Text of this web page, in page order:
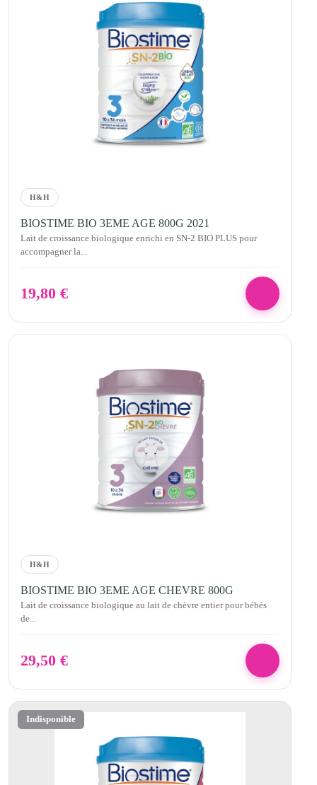
H&H
BIOSTIME BIO 3EME AGE 800G 2021
Lait de croissance biologique enrichi en SN-2 BIO PLUS pour
accompagner la...
19,80 €
H&H
BIOSTIME BIO 3EME AGE CHEVRE 800G
Lait de croissance biologique au lait de chèvre entier pour bébés
de...
29,50 €
Indisponible